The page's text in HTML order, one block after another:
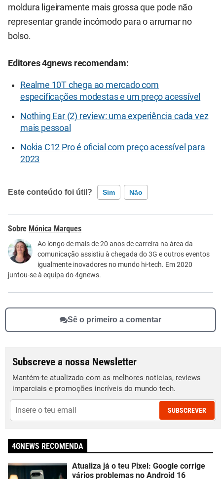
moldura ligeiramente mais grossa que pode não
representar grande incómodo para o arrumar no
bolso.
Editores 4gnews recomendam:
Realme 10T chega ao mercado com
especificações modestas e um preço acessível
Nothing Ear (2) review: uma experiência cada vez
mais pessoal
Nokia C12 Pro é oficial com preço acessível para
2023
Este conteúdo foi útil? Sim Não
Este conteúdo contém informação incorreta
Este conteúdo não tem a informação que procuro
Outro
Mónica Marques
Ao longo de mais de 20 anos de carreira na área da
comunicação assistiu à chegada do 3G e outros eventos
igualmente inovadores no mundo hi-tech. Em 2020
juntou-se à equipa do 4gnews.
Sê o primeiro a comentar
Subscreve a nossa Newsletter
Mantém-te atualizado com as melhores notícias, reviews
imparciais e promoções incríveis do mundo tech.
SUBSCREVER
4GNEWS RECOMENDA
Atualiza já o teu Pixel: Google corrige
vários problemas no Android 16